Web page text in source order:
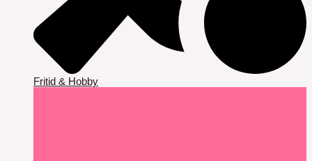
Fritid & Hobby